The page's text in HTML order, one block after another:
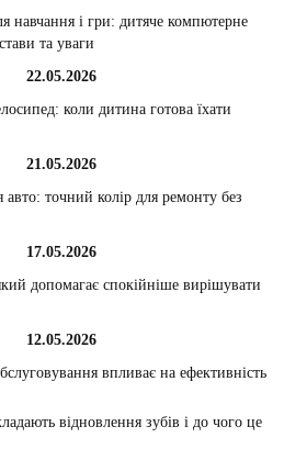
навчання і гри: дитяче компютерне
та уваги
22.05.2026
коли дитина готова їхати
21.05.2026
авто: точний колір для ремонту без
17.05.2026
допомагає спокійніше вирішувати
12.05.2026
впливає на ефективність
відновлення зубів і до чого це